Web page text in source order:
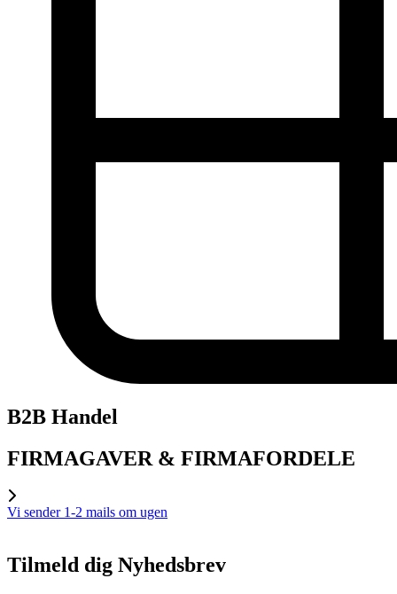
B2B Handel
FIRMAGAVER & FIRMAFORDELE
Vi sender 1-2 mails om ugen
Tilmeld dig Nyhedsbrev